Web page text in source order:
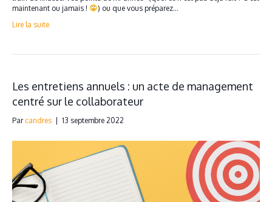
maintenant ou jamais !
) ou que vous préparez…
Lire la suite
Les entretiens annuels : un acte de management
centré sur le collaborateur
Par candres | 13 septembre 2022